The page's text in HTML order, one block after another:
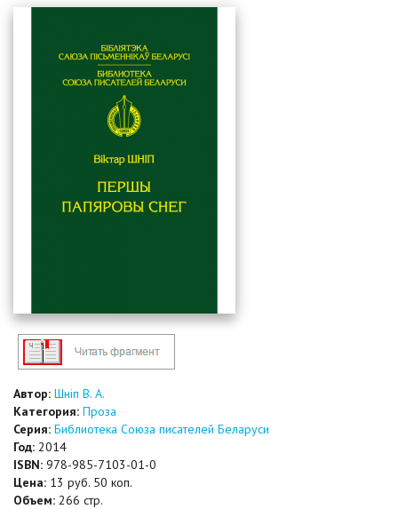
Автор: Шніп В. А.
Категория: Проза
Серия: Библиотека Союза писателей Беларуси
Год: 2014
ISBN: 978-985-7103-01-0
Цена: 13 руб. 50 коп.
Объем: 266 стр.